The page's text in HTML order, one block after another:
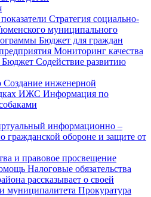
Стратегия социально-
муниципального
Бюджет для граждан
Мониторинг качества
Бюджет Содействие развитию
Создание инженерной
ИЖС Информация по
информационно –
гражданской обороне и защите от
и правовое просвещение
Налоговые обязательства
рассказывает о своей
муниципалитета Прокуратура